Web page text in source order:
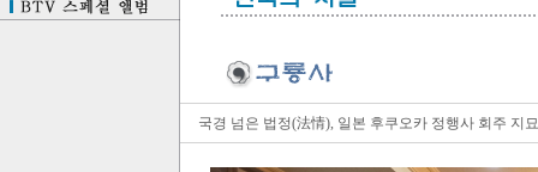
국경 넘은 법정(法情), 일본 후쿠오카 정행사 회주 지